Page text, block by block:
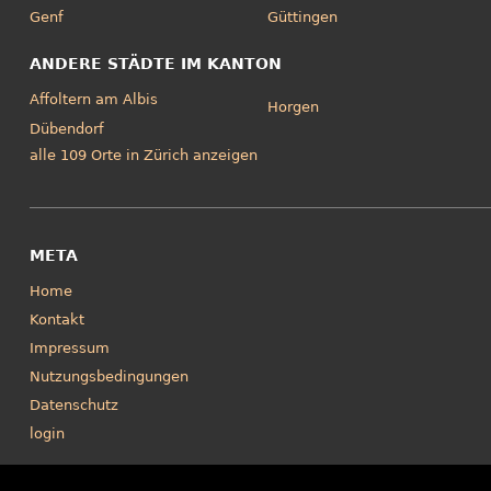
Genf
Güttingen
ANDERE STÄDTE IM KANTON
Affoltern am Albis
Dübendorf
Horgen
alle 109 Orte in Zürich anzeigen
META
Home
Kontakt
Impressum
Nutzungsbedingungen
Datenschutz
login